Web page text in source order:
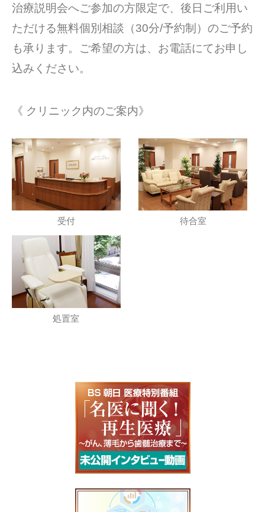
治療説明会へご参加の方限定で、後日ご利用い
ただける無料個別相談（30分/予約制）のご予約
も承ります。ご希望の方は、お電話にてお申し
込みください。
《 クリニック内のご案内》
受付 待合室
処置室